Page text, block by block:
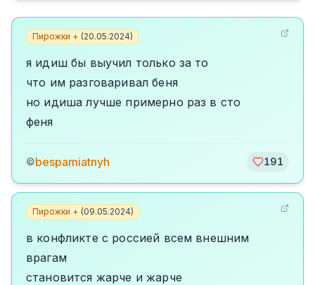
Пирожки + (20.05.2024)
я идиш бы выучил только за то
что им разговаривал беня
но идиша лучше примерно раз в сто
феня
©bespamiatnyh 191
Пирожки + (09.05.2024)
в конфликте с россией всем внешним
врагам
становится жарче и жарче